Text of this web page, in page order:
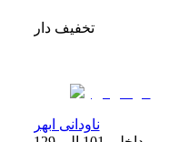
تخفیف دار
ناودانی ابهر